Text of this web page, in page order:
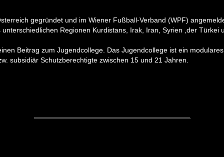
gegründet und im Wiener Fußball-Verband (WPF)
Regionen Kurdistans, Irak, Iran, Syrien ,der Türkei
Beitrag zum Jugendcollege. Das Jugendcollege ist ein
subsidiär Schutzberechtigte zwischen 15 und 21 Jahren.